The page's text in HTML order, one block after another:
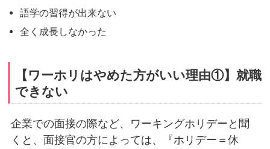
語学の習得が出来ない
全く成長しなかった
【ワーホリはやめた方がいい理由①】就職
できない
企業での面接の際など、ワーキングホリデーと聞
くと、面接官の方によっては、『ホリデー＝休